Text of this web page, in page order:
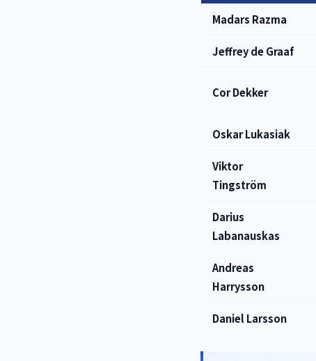
Madars Razma
Jeffrey de Graaf
Cor Dekker
Oskar Lukasiak
Viktor
Tingström
Darius
Labanauskas
Andreas
Harrysson
Daniel Larsson